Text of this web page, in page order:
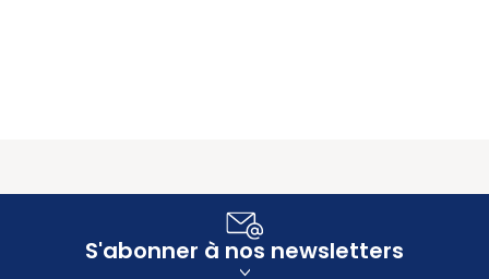
S'abonner à nos newsletters